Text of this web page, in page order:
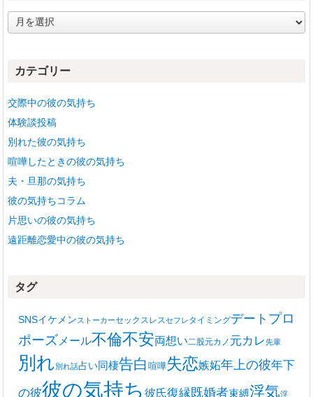
ー
ブカテゴリー
交際中の彼の気持ち
体験談投稿
別れた彼の気持ち
喧嘩したときの彼の気持ち
夫・旦那の気持ち
彼の気持ちコラム
片思いの彼の気持ち
遠距離恋愛中の彼の気持ち
タグ
SNSイケメンストーカーセックスレスセフレタイミングデート プロ
ポーズ メール不倫不安両想い二股元カノ 元カレ先輩
別れ別れ話占い同棲告白 喧嘩失恋嫉妬年上の彼年下
の彼彼の気持ち 彼氏復縁既婚者束縛浮気浮